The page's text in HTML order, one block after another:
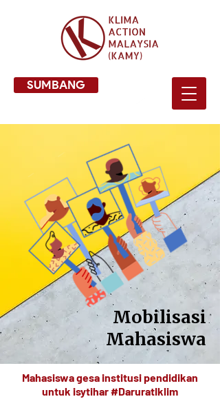
SUMBANG
Mobilisasi
Mahasiswa
Mahasiswa gesa institusi pendidikan
untuk isytihar #DaruratIklim